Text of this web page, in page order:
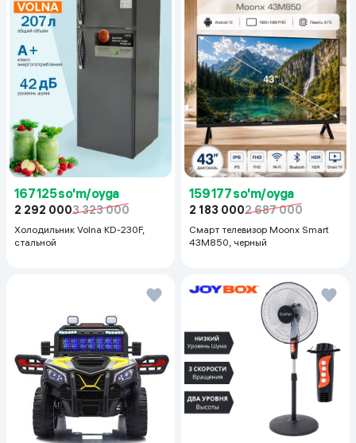
167 125 so'm/oyga
2 292 0003 323 000
Холодильник Volna KD-230F,
стальной
159 177 so'm/oyga
2 183 0002 687 000
Смарт телевизор Moonx Smart
43M850, черный